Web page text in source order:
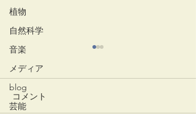
植物
自然科学
音楽
メディア
blog
芸能
コメント